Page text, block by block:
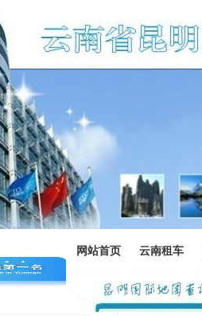
网站首页 云南租车